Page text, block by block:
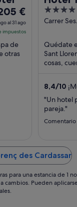
€
€
al 31 ago
impuestos
de
otras
4
out
5
Carrer Ses
Cardassar
Mallorca
Quédate
Sant
cosas,
8,4/10
"Un hotel
pareja."
des Cardassar
para una estancia de 1
cambios. Pueden